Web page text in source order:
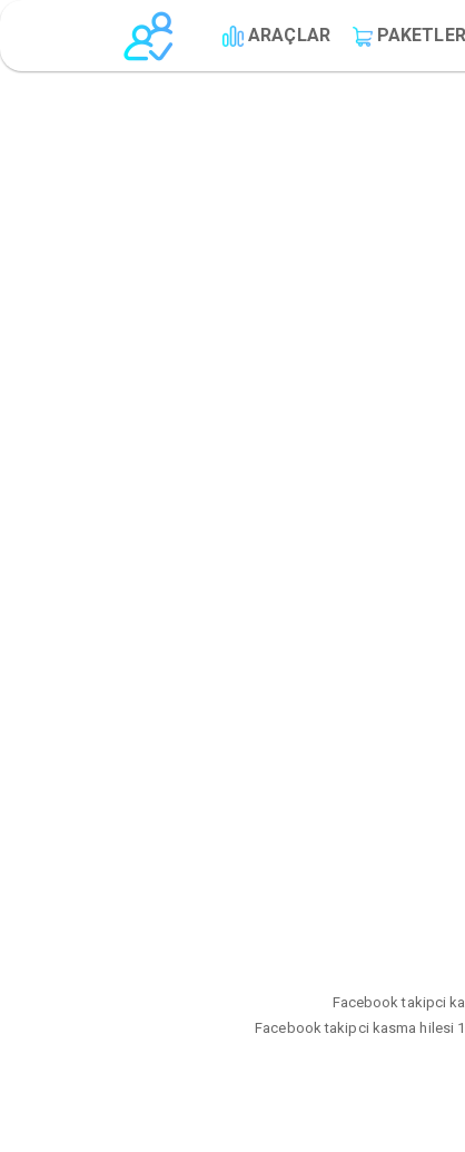
ARAÇLAR PAKETLER
Facebook takipci
Facebook takipci kasma hilesi